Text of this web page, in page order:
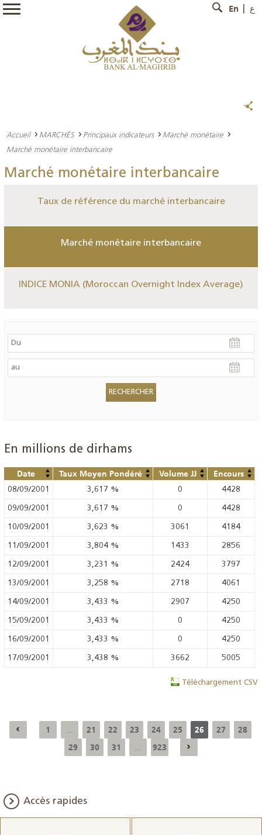
En ع
Accueil MARCHÉS Principaux indicateurs
Marché monétaire
Marché monétaire interbancaire
Marché monétaire interbancaire
Taux de référence du marché interbancaire
Marché monétaire interbancaire
INDICE MONIA (Moroccan Overnight Index Average)
En millions de dirhams
Date Taux Moyen Pondéré Volume JJ Encours
08/09/2001 3,617 % 0 4428
09/09/2001 3,617 % 0 4428
10/09/2001 3,623 % 3061 4184
11/09/2001 3,804 % 1433 2856
12/09/2001 3,231 % 2424 3797
13/09/2001 3,258 % 2718 4061
14/09/2001 3,433 % 2907 4250
15/09/2001 3,433 % 0 4250
16/09/2001 3,433 % 0 4250
17/09/2001 3,438 % 3662 5005
Téléchargement CSV
1 21 22 23 24 25 26 27
28
29
30 31 923
Accès rapides